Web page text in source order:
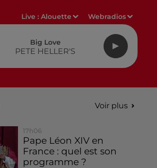
Live :Alouette Webradios
Big Love
PETE HELLER'S
Voir plus
17h06
Pape Léon XIV en
France : quel est son
programme ?